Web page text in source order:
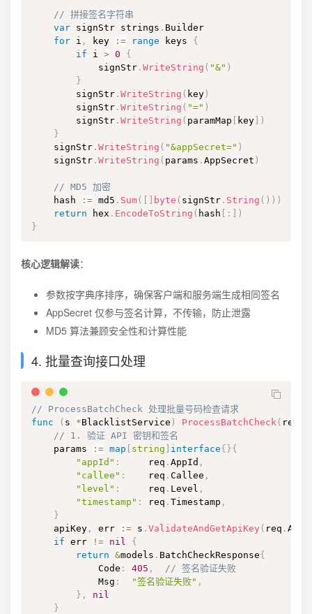
// 拼接签名字符串
var signStr strings . Builder
for i , key := range keys {
if i > 0
{
            signStr
. WriteString ( "&" )
}
        signStr
. WriteString ( key )
        signStr
. WriteString ( "=" )
        signStr
. WriteString ( paramMap key
)
}
    signStr
. WriteString ( "&appSecret=" )
    signStr
. WriteString ( params . AppSecret )
// MD5 加密
    hash
:= md5 . Sum ( byte ( signStr . String ( ) ) )
return hex . EncodeToString ( hash :
)
}
核心逻辑解读：
参数按字典序排序，确保客户端和服务端生成相同签名
AppSecret 仅参与签名计算，不传输，防止泄露
MD5 算法兼顾安全性和计算性能
4. 批量查询接口处理
// ProcessBatchCheck 处理批量号码检查请求
func
( s *BlacklistService ) ProcessBatchCheck ( req
// 1. 验证 API 密钥和签名
    params
:= map string interface{ }{
"appId" :
     req
. AppId ,
"callee" :
    req
. Callee ,
"level" :
     req
. Level ,
"timestamp" : req . Timestamp ,
}
    apiKey
, err := s . ValidateAndGetApiKey ( req .
if err != nil
{
return &models . BatchCheckResponse{
            Code
: 405 ,
// 签名验证失败
            Msg
: "签名验证失败" ,
} ,
nil
}